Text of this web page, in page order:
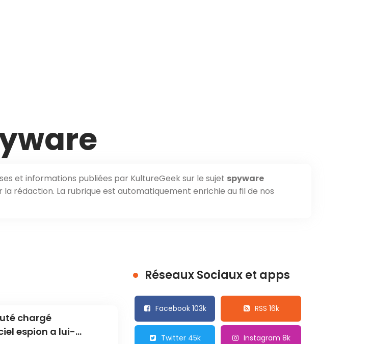
et informations publiées par KultureGeek sur le sujet spyware
rédaction. La rubrique est automatiquement enrichie au fil de nos
chargé
espion a lui-
Réseaux Sociaux et apps
Facebook 103k RSS 16k
Twitter 45k Instagram 8k